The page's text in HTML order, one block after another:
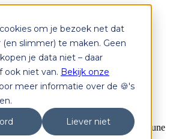
om je bezoek net dat
slimmer) te maken. Geen
je data niet – daar
ook niet van. Bekijk onze
meer informatie over de 🍪's
Liever niet
jaar
· je overstap wordt volledig door June